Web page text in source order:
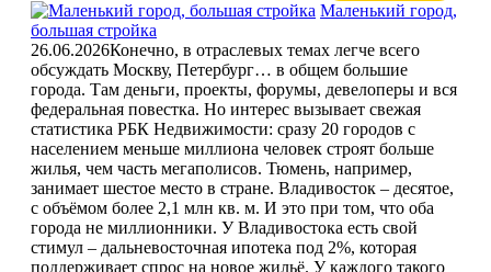
Маленький город,
большая стройка
26.06.2026Конечно, в отраслевых темах легче всего
обсуждать Москву, Петербург… в общем большие
города. Там деньги, проекты, форумы, девелоперы и вся
федеральная повестка. Но интерес вызывает свежая
статистика РБК Недвижимости: сразу 20 городов с
населением меньше миллиона человек строят больше
жилья, чем часть мегаполисов. Тюмень, например,
занимает шестое место в стране. Владивосток – десятое,
с объёмом более 2,1 млн кв. м. И это при том, что оба
города не миллионники. У Владивостока есть свой
стимул – дальневосточная ипотека под 2%, которая
поддерживает спрос на новое жильё. У каждого такого